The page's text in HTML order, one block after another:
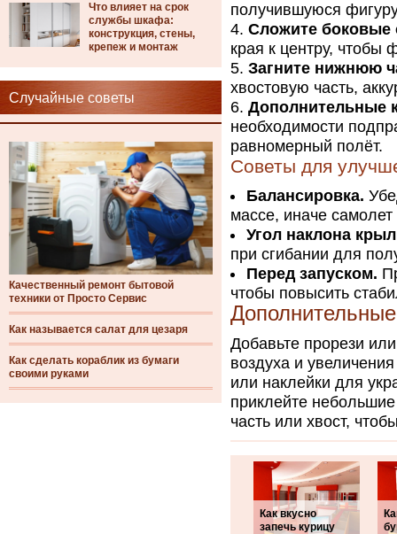
Что влияет на срок
службы шкафа:
конструкция, стены,
крепеж и монтаж
Случайные советы
Качественный ремонт бытовой
техники от Просто Сервис
Как называется салат для цезаря
Как сделать кораблик из бумаги
своими руками
получившуюся
Сложите боковые
края к центру, чтобы
Загните нижнюю
хвостовую часть,
Дополнительные
необходимости
равномерный полёт.
Советы для
Балансировка.
массе, иначе
Угол наклона
при сгибании для
Перед запуском.
чтобы повысить
Добавьте прорези
воздуха и
или наклейки для
приклейте
часть или хвост,
Как вкусно
запечь курицу